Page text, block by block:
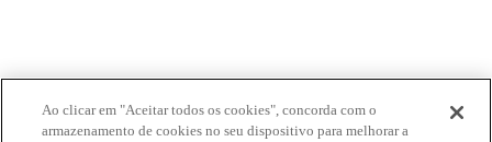
Ao clicar em "Aceitar todos os cookies", concorda com o
armazenamento de cookies no seu dispositivo para melhorar a